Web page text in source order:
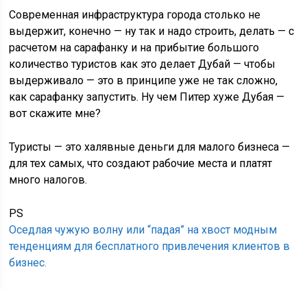
Современная инфраструктура города столько не
выдержит, конечно — ну так и надо строить, делать — с
расчетом на сарафанку и на прибытие большого
количество туристов как это делает Дубай — чтобы
выдерживало — это в принципе уже не так сложно,
как сарафанку запустить. Ну чем Питер хуже Дубая —
вот скажите мне?
Туристы — это халявные деньги для малого бизнеса —
для тех самых, что создают рабочие места и платят
много налогов.
PS
Оседлая чужую волну или “падая” на хвост модным
тенденциям для бесплатного привлечения клиентов в
бизнес.